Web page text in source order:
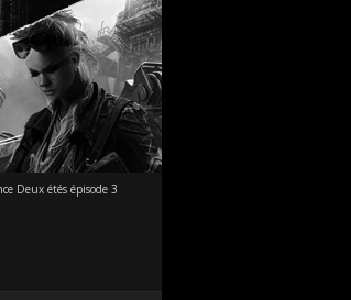
Deux étés épisode 3